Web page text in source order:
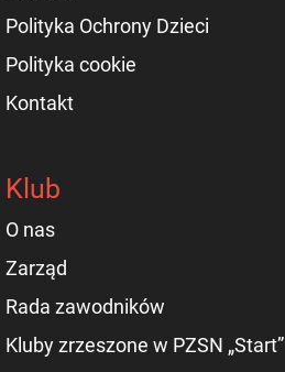
Polityka Ochrony Dzieci
Polityka cookie
Kontakt
Klub
O nas
Zarząd
Rada zawodników
Kluby zrzeszone w PZSN „Start”